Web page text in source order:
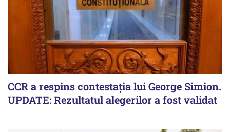
CCR a respins contestația lui George Simion.
UPDATE: Rezultatul alegerilor a fost validat